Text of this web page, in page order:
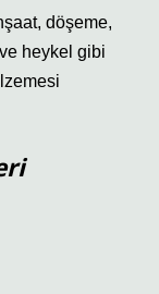
döşeme,
heykel gibi